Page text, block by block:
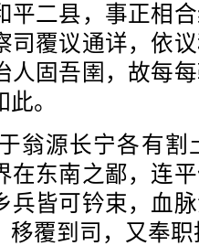
平二县，事正相
司覆议通详，依
人固吾圉，故每
。
源长宁各有割
在东南之鄙，连
兵皆可钤束，血
移覆到司，又奉